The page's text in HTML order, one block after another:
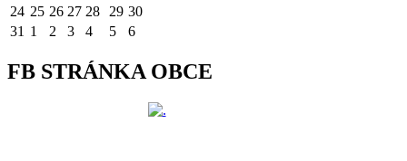
24 25 26 27 28 29 30
31 1 2 3 4 5 6
FB STRÁNKA OBCE